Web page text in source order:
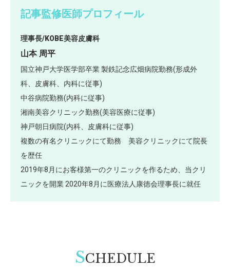
記事監修医師プロフィール
理事長/KOBE美容皮膚科
山本 周平
国立神戸大学医学部卒業 製鉄記念広畑病院勤務(形成外
科、皮膚科、内科に従事)
中谷病院勤務(内科に従事)
湘南美容クリニック勤務(美容医療に従事)
神戸朝日病院(内科、皮膚科に従事)
複数の有名クリニックにて勤務 美容クリニックにて院長
を歴任
2019年8月にお客様第一のクリニックを作るため、当クリ
ニックを開業 2020年8月に医療法人康徳会理事長に就任
SCHEDULE